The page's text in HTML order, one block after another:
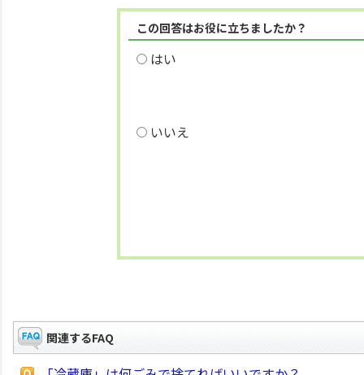
この回答はお役に立ちましたか？
はい
いいえ
関連するFAQ